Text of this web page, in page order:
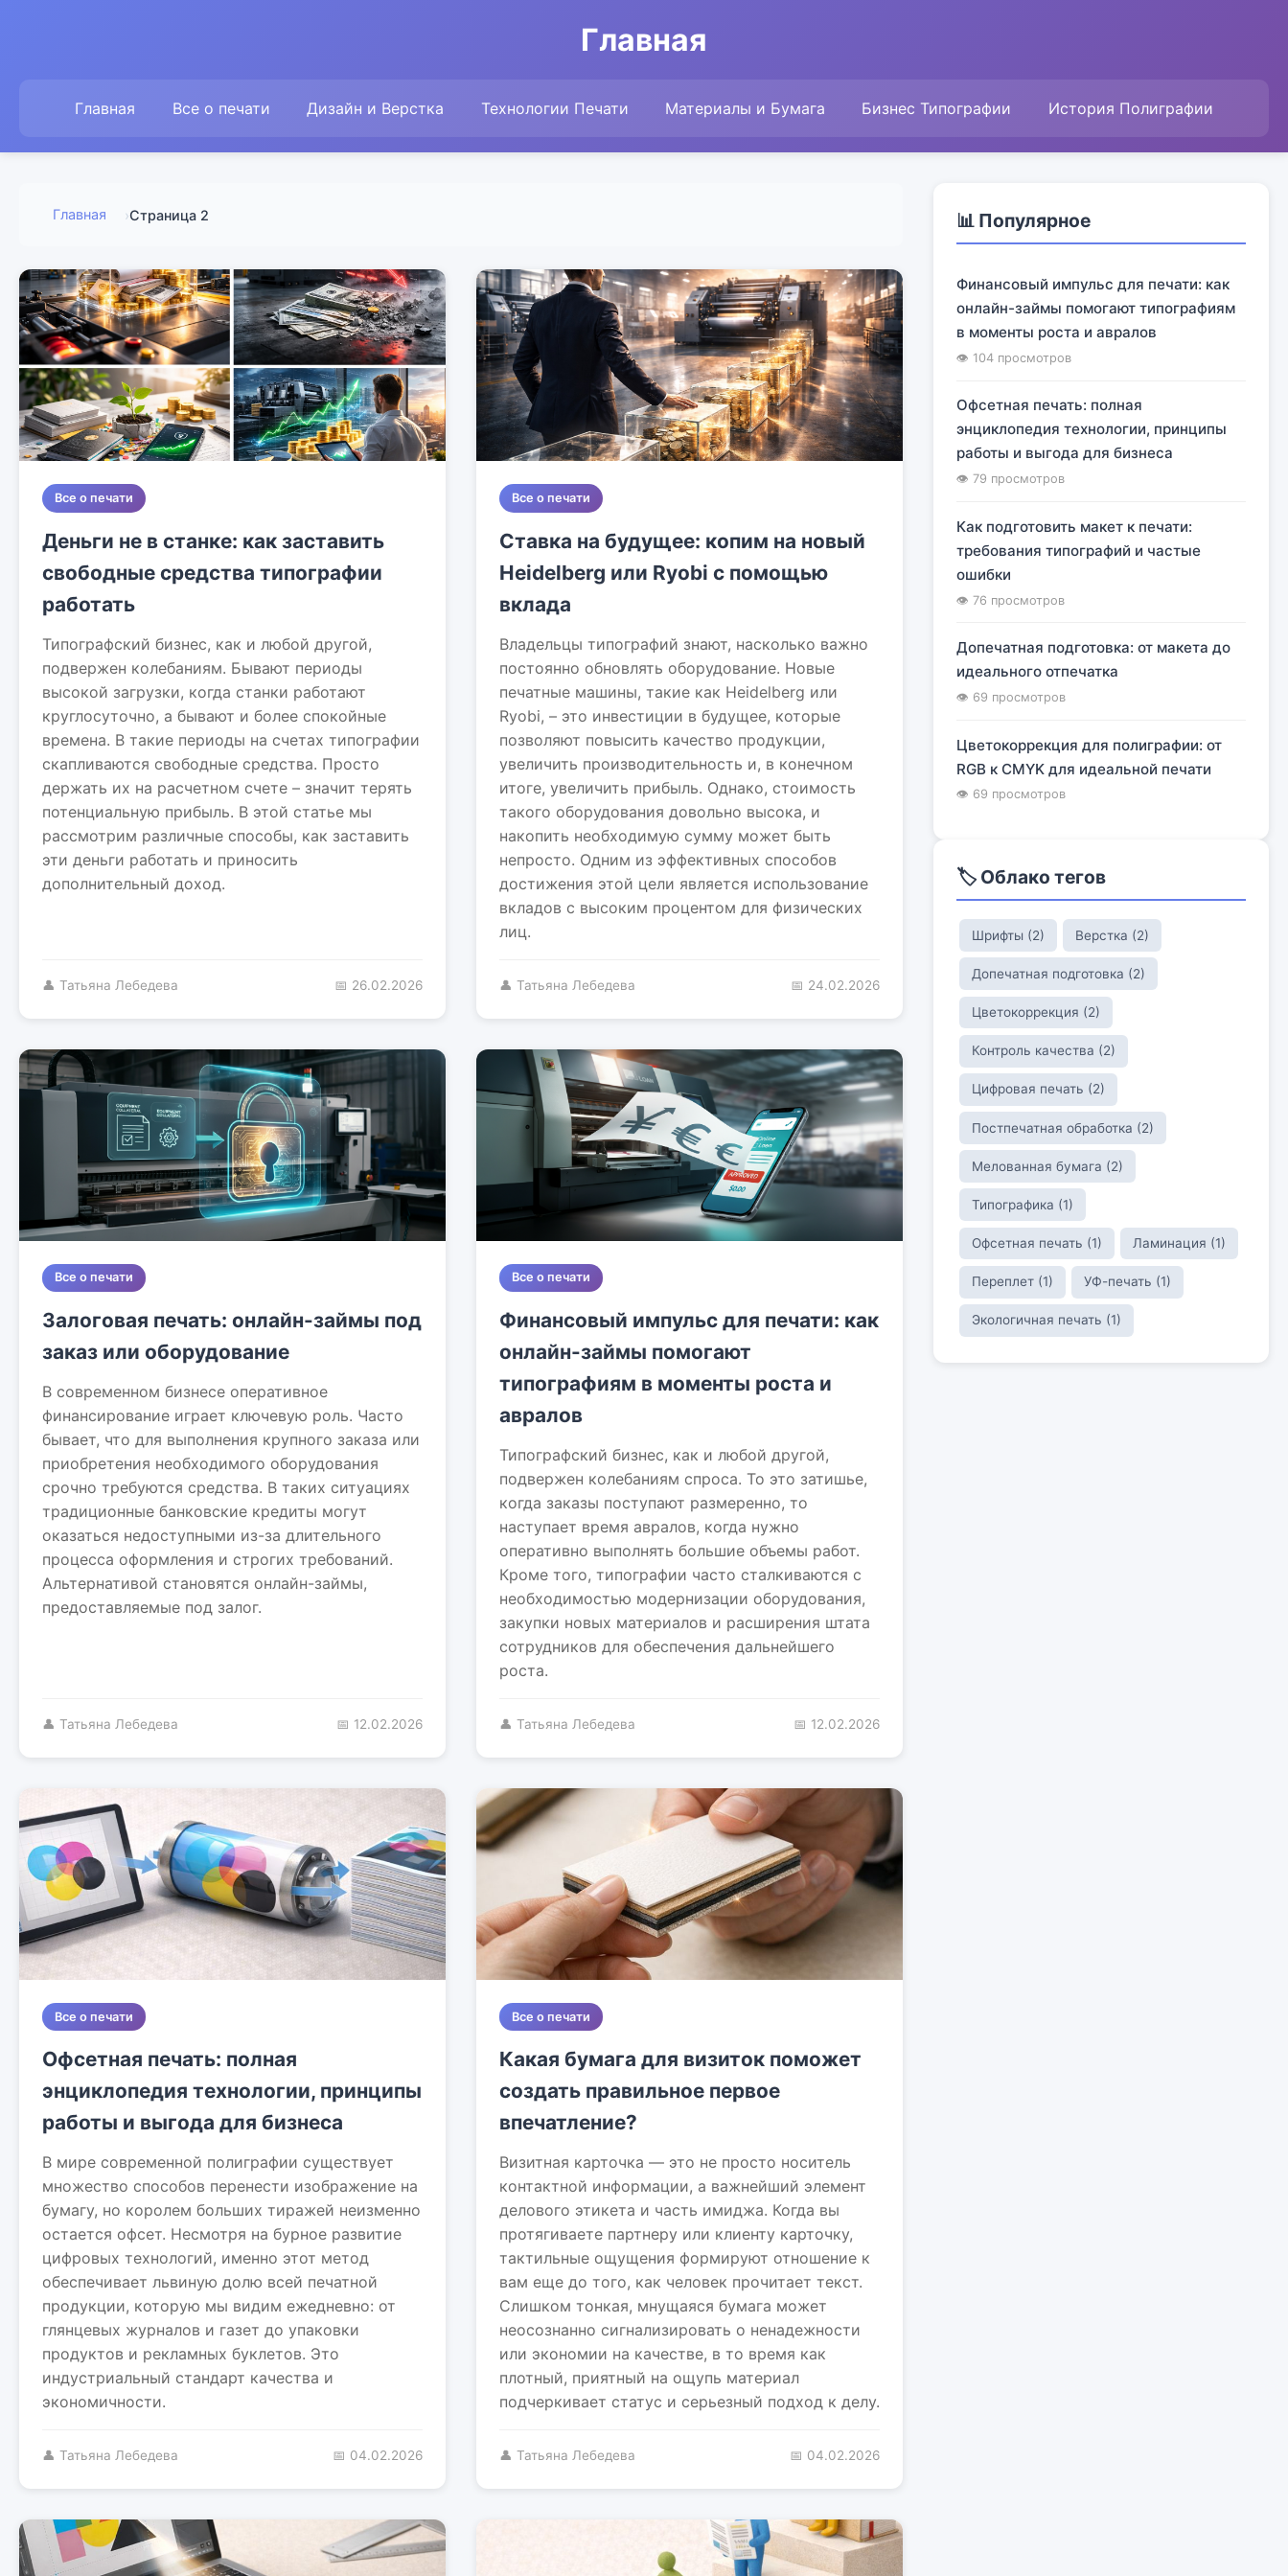
Главная
Главная Все о печати Дизайн и Верстка Технологии Печати Материалы и Бумага Бизнес Типографии История Полиграфии
Главная ›Страница 2
Все о печати
Деньги не в станке: как заставить
свободные средства типографии
работать
Типографский бизнес, как и любой другой,
подвержен колебаниям. Бывают периоды
высокой загрузки, когда станки работают
круглосуточно, а бывают и более спокойные
времена. В такие периоды на счетах типографии
скапливаются свободные средства. Просто
держать их на расчетном счете – значит терять
потенциальную прибыль. В этой статье мы
рассмотрим различные способы, как заставить
эти деньги работать и приносить
дополнительный доход.
👤 Татьяна Лебедева 📅 26.02.2026
Все о печати
Ставка на будущее: копим на новый
Heidelberg или Ryobi с помощью
вклада
Владельцы типографий знают, насколько важно
постоянно обновлять оборудование. Новые
печатные машины, такие как Heidelberg или
Ryobi, – это инвестиции в будущее, которые
позволяют повысить качество продукции,
увеличить производительность и, в конечном
итоге, увеличить прибыль. Однако, стоимость
такого оборудования довольно высока, и
накопить необходимую сумму может быть
непросто. Одним из эффективных способов
достижения этой цели является использование
вкладов с высоким процентом для физических
лиц.
👤 Татьяна Лебедева 📅 24.02.2026
Все о печати
Залоговая печать: онлайн-займы под
заказ или оборудование
В современном бизнесе оперативное
финансирование играет ключевую роль. Часто
бывает, что для выполнения крупного заказа или
приобретения необходимого оборудования
срочно требуются средства. В таких ситуациях
традиционные банковские кредиты могут
оказаться недоступными из-за длительного
процесса оформления и строгих требований.
Альтернативой становятся онлайн-займы,
предоставляемые под залог.
👤 Татьяна Лебедева 📅 12.02.2026
Все о печати
Финансовый импульс для печати: как
онлайн-займы помогают
типографиям в моменты роста и
авралов
Типографский бизнес, как и любой другой,
подвержен колебаниям спроса. То это затишье,
когда заказы поступают размеренно, то
наступает время авралов, когда нужно
оперативно выполнять большие объемы работ.
Кроме того, типографии часто сталкиваются с
необходимостью модернизации оборудования,
закупки новых материалов и расширения штата
сотрудников для обеспечения дальнейшего
роста.
👤 Татьяна Лебедева 📅 12.02.2026
Все о печати
Офсетная печать: полная
энциклопедия технологии, принципы
работы и выгода для бизнеса
В мире современной полиграфии существует
множество способов перенести изображение на
бумагу, но королем больших тиражей неизменно
остается офсет. Несмотря на бурное развитие
цифровых технологий, именно этот метод
обеспечивает львиную долю всей печатной
продукции, которую мы видим ежедневно: от
глянцевых журналов и газет до упаковки
продуктов и рекламных буклетов. Это
индустриальный стандарт качества и
экономичности.
👤 Татьяна Лебедева 📅 04.02.2026
Все о печати
Какая бумага для визиток поможет
создать правильное первое
впечатление?
Визитная карточка — это не просто носитель
контактной информации, а важнейший элемент
делового этикета и часть имиджа. Когда вы
протягиваете партнеру или клиенту карточку,
тактильные ощущения формируют отношение к
вам еще до того, как человек прочитает текст.
Слишком тонкая, мнущаяся бумага может
неосознанно сигнализировать о ненадежности
или экономии на качестве, в то время как
плотный, приятный на ощупь материал
подчеркивает статус и серьезный подход к делу.
👤 Татьяна Лебедева 📅 04.02.2026
📊 Популярное
Финансовый импульс для печати: как
онлайн-займы помогают типографиям
в моменты роста и авралов
👁 104 просмотров
Офсетная печать: полная
энциклопедия технологии, принципы
работы и выгода для бизнеса
👁 79 просмотров
Как подготовить макет к печати:
требования типографий и частые
ошибки
👁 76 просмотров
Допечатная подготовка: от макета до
идеального отпечатка
👁 69 просмотров
Цветокоррекция для полиграфии: от
RGB к CMYK для идеальной печати
👁 69 просмотров
🏷️ Облако тегов
Шрифты (2) Верстка (2)
Допечатная подготовка (2)
Цветокоррекция (2)
Контроль качества (2)
Цифровая печать (2)
Постпечатная обработка (2)
Мелованная бумага (2)
Типографика (1)
Офсетная печать (1) Ламинация (1)
Переплет (1) УФ-печать (1)
Экологичная печать (1)